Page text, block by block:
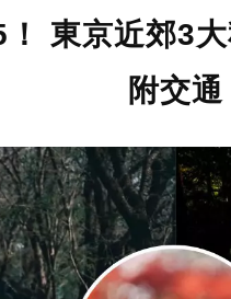
東京近郊3
附交通